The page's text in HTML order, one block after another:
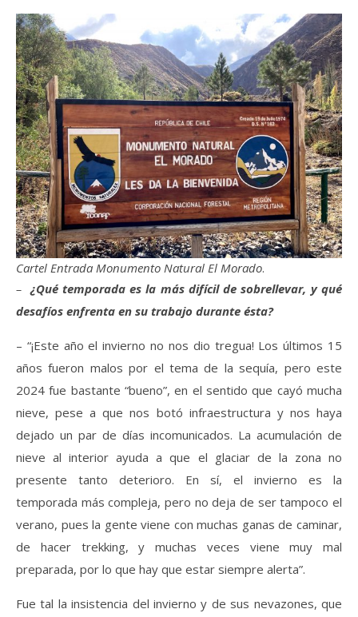
Cartel Entrada Monumento Natural El Morado.
–¿Qué temporada es la más difícil de sobrellevar, y qué
desafíos enfrenta en su trabajo durante ésta?
– “¡Este año el invierno no nos dio tregua! Los últimos 15
años fueron malos por el tema de la sequía, pero este
2024 fue bastante “bueno”, en el sentido que cayó mucha
nieve, pese a que nos botó infraestructura y nos haya
dejado un par de días incomunicados. La acumulación de
nieve al interior ayuda a que el glaciar de la zona no
presente tanto deterioro. En sí, el invierno es la
temporada más compleja, pero no deja de ser tampoco el
verano, pues la gente viene con muchas ganas de caminar,
de hacer trekking, y muchas veces viene muy mal
preparada, por lo que hay que estar siempre alerta”.
Fue tal la insistencia del invierno y de sus nevazones, que